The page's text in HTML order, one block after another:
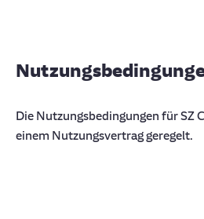
Die Nutzungsbedingungen für SZ
einem Nutzungsvertrag geregelt.